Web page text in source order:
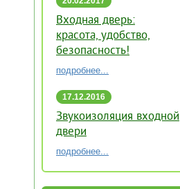
Входная дверь:
красота, удобство,
безопасность!
подробнее...
17.12.2016
Звукоизоляция входной
двери
подробнее...